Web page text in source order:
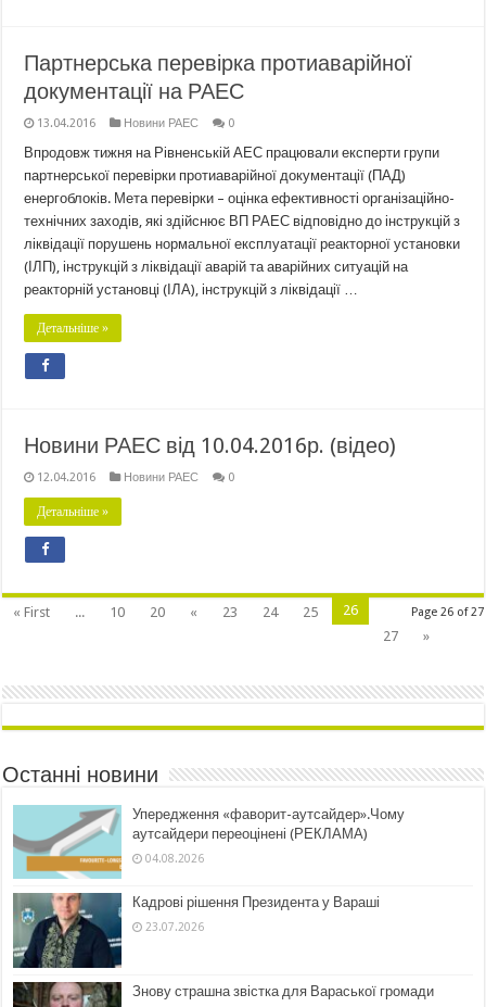
Партнерська перевірка протиаварійної
документації на РАЕС
13.04.2016 Новини РАЕС 0
Впродовж тижня на Рівненській АЕС працювали експерти групи
партнерської перевірки протиаварійної документації (ПАД)
енергоблоків. Мета перевірки – оцінка ефективності організаційно-
технічних заходів, які здійснює ВП РАЕС відповідно до інструкцій з
ліквідації порушень нормальної експлуатації реакторної установки
(ІЛП), інструкцій з ліквідації аварій та аварійних ситуацій на
реакторній установці (ІЛА), інструкцій з ліквідації …
Детальніше »
Новини РАЕС від 10.04.2016р. (відео)
12.04.2016 Новини РАЕС 0
Детальніше »
Page 26 of 27
« First ... 10 20 « 23 24 25
26
27
»
Останні новини
Упередження «фаворит-аутсайдер».Чому
аутсайдери переоцінені (РЕКЛАМА)
04.08.2026
Кадрові рішення Президента у Вараші
23.07.2026
Знову страшна звістка для Вараської громади